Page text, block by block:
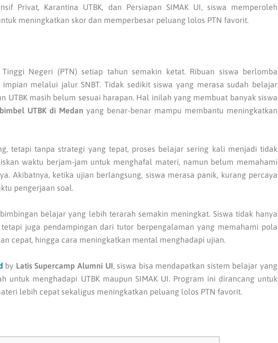
Privat, Karantina UTBK, dan Persiapan SIMAK UI, siswa memperoleh
meningkatkan skor dan memperbesar peluang lolos PTN favorit.
Tinggi Negeri (PTN) setiap tahun semakin ketat. Ribuan siswa berlomba
melalui jalur SNBT. Tidak sedikit siswa yang merasa sudah belajar
UTBK masih belum sesuai harapan. Hal inilah yang membuat banyak siswa
bimbel UTBK di Medan yang benar-benar mampu membantu meningkatkan
tetapi tanpa strategi yang tepat, proses belajar sering kali menjadi tidak
waktu berjam-jam untuk menghafal materi, namun belum memahami
Akibatnya, ketika ujian berlangsung, siswa merasa panik, kurang percaya
pengerjaan soal.
belajar yang lebih terarah semakin meningkat. Siswa tidak hanya
juga pendampingan dari tutor berpengalaman yang memahami pola
cepat, hingga cara meningkatkan mental menghadapi ujian.
by Latis Supercamp Alumni UI, siswa bisa mendapatkan sistem belajar yang
untuk menghadapi UTBK maupun SIMAK UI. Program ini dirancang untuk
lebih cepat sekaligus meningkatkan peluang lolos PTN favorit.